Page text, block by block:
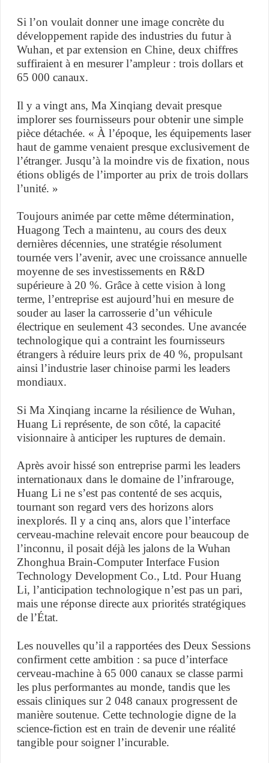
Si l’on voulait donner une image concrète du
développement rapide des industries du futur à
Wuhan, et par extension en Chine, deux chiffres
suffiraient à en mesurer l’ampleur : trois dollars et
65 000 canaux.
Il y a vingt ans, Ma Xinqiang devait presque
implorer ses fournisseurs pour obtenir une simple
pièce détachée. « À l’époque, les équipements laser
haut de gamme venaient presque exclusivement de
l’étranger. Jusqu’à la moindre vis de fixation, nous
étions obligés de l’importer au prix de trois dollars
l’unité. »
Toujours animée par cette même détermination,
Huagong Tech a maintenu, au cours des deux
dernières décennies, une stratégie résolument
tournée vers l’avenir, avec une croissance annuelle
moyenne de ses investissements en R&D
supérieure à 20 %. Grâce à cette vision à long
terme, l’entreprise est aujourd’hui en mesure de
souder au laser la carrosserie d’un véhicule
électrique en seulement 43 secondes. Une avancée
technologique qui a contraint les fournisseurs
étrangers à réduire leurs prix de 40 %, propulsant
ainsi l’industrie laser chinoise parmi les leaders
mondiaux.
Si Ma Xinqiang incarne la résilience de Wuhan,
Huang Li représente, de son côté, la capacité
visionnaire à anticiper les ruptures de demain.
Après avoir hissé son entreprise parmi les leaders
internationaux dans le domaine de l’infrarouge,
Huang Li ne s’est pas contenté de ses acquis,
tournant son regard vers des horizons alors
inexplorés. Il y a cinq ans, alors que l’interface
cerveau-machine relevait encore pour beaucoup de
l’inconnu, il posait déjà les jalons de la Wuhan
Zhonghua Brain-Computer Interface Fusion
Technology Development Co., Ltd. Pour Huang
Li, l’anticipation technologique n’est pas un pari,
mais une réponse directe aux priorités stratégiques
de l’État.
Les nouvelles qu’il a rapportées des Deux Sessions
confirment cette ambition : sa puce d’interface
cerveau-machine à 65 000 canaux se classe parmi
les plus performantes au monde, tandis que les
essais cliniques sur 2 048 canaux progressent de
manière soutenue. Cette technologie digne de la
science-fiction est en train de devenir une réalité
tangible pour soigner l’incurable.